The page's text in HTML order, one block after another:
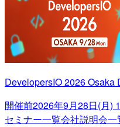
DevelopersIO 2026
開催前2026年9月28日(月)
セミナー一覧会社説明会一